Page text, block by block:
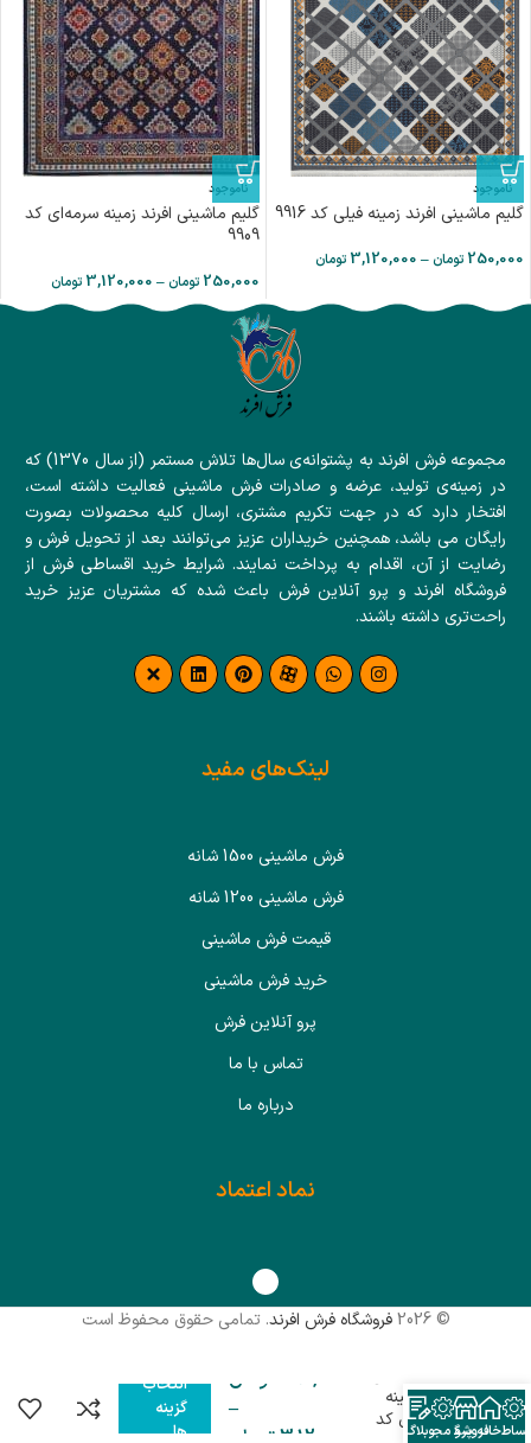
ناموجود
گلیم ماشینی افرند زمینه فيلي كد 9916
250,000 تومان–
3,120,000 تومان
ناموجود
گلیم ماشینی افرند زمینه سرمه‌ای کد
9909
250,000 تومان–
3,120,000 تومان
مجموعه فرش افرند به پشتوانه‌ی سال‌ها تلاش مستمر (از سال 1370) که
در زمینه‌ی تولید، عرضه و صادرات فرش ماشینی فعالیت داشته است،
افتخار دارد که در جهت تکریم مشتری، ارسال کلیه محصولات بصورت
رایگان می باشد، همچنین خریداران عزیز می‌توانند بعد از تحویل فرش و
رضایت از آن، اقدام به پرداخت نمایند. شرایط خرید اقساطی فرش از
فروشگاه افرند و پرو آنلاین فرش باعث شده که مشتریان عزیز خرید
راحت‌تری داشته باشند.
لینک‌های مفید
فرش ماشینی 1500 شانه
فرش ماشینی 1200 شانه
قیمت فرش ماشینی
خرید فرش ماشینی
پرو آنلاین فرش
تماس با ما
درباره ما
نماد اعتماد
© 2026 فروشگاه فرش افرند. تمامی حقوق محفوظ است
خانهفروشگاه
پرو مجازی
وبلاگ
افرند زمینه
سرمه ای کد
390,000
تومان
–
انتخاب
گزینه
ها